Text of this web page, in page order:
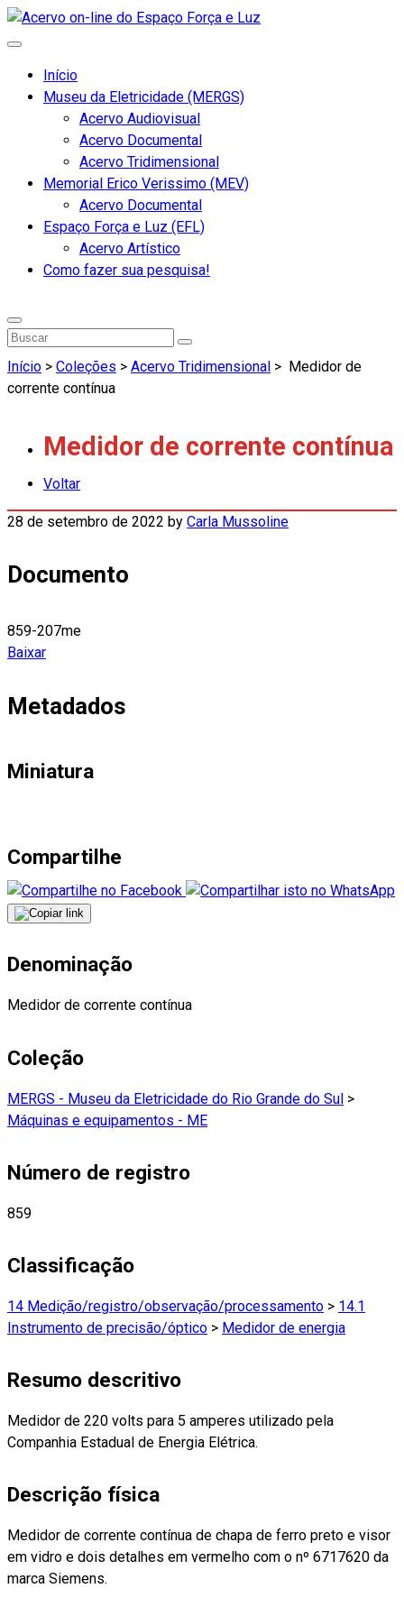
Início
Museu da Eletricidade (MERGS)
Acervo Audiovisual
Acervo Documental
Acervo Tridimensional
Memorial Erico Verissimo (MEV)
Acervo Documental
Espaço Força e Luz (EFL)
Acervo Artístico
Como fazer sua pesquisa!
Início > Coleções > Acervo Tridimensional > Medidor de
corrente contínua
Medidor de corrente contínua
Voltar
28 de setembro de 2022 by Carla Mussoline
Documento
859-207me
Baixar
Metadados
Miniatura
Compartilhe
Denominação
Medidor de corrente contínua
Coleção
MERGS - Museu da Eletricidade do Rio Grande do Sul >
Máquinas e equipamentos - ME
Número de registro
859
Classificação
14 Medição/registro/observação/processamento > 14.1
Instrumento de precisão/óptico > Medidor de energia
Resumo descritivo
Medidor de 220 volts para 5 amperes utilizado pela
Companhia Estadual de Energia Elétrica.
Descrição física
Medidor de corrente contínua de chapa de ferro preto e visor
em vidro e dois detalhes em vermelho com o nº 6717620 da
marca Siemens.